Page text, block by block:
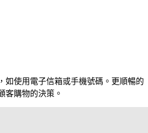
如使用電子信箱或手機號碼。更順暢的
客購物的決策。